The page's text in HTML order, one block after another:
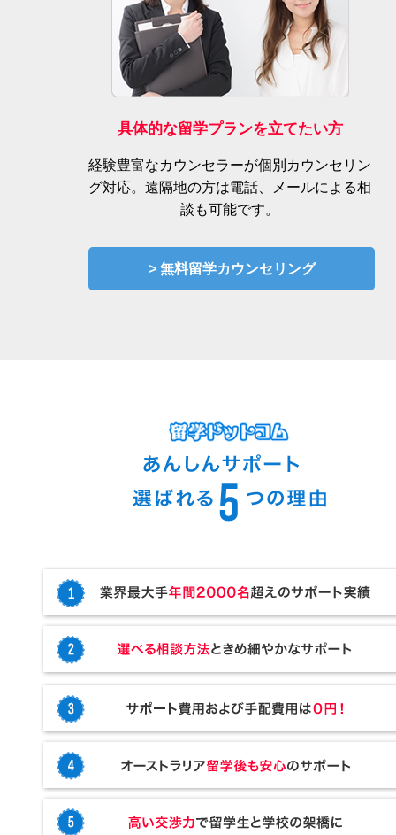
具体的な留学プランを立てたい方
経験豊富なカウンセラーが個別カウンセリン
グ対応。遠隔地の方は電話、メールによる相
談も可能です。
> 無料留学カウンセリング